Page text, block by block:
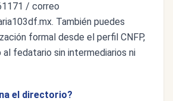
/ correo
. También puedes
formal desde el perfil CNFP,
fedatario sin intermediarios ni
el directorio?